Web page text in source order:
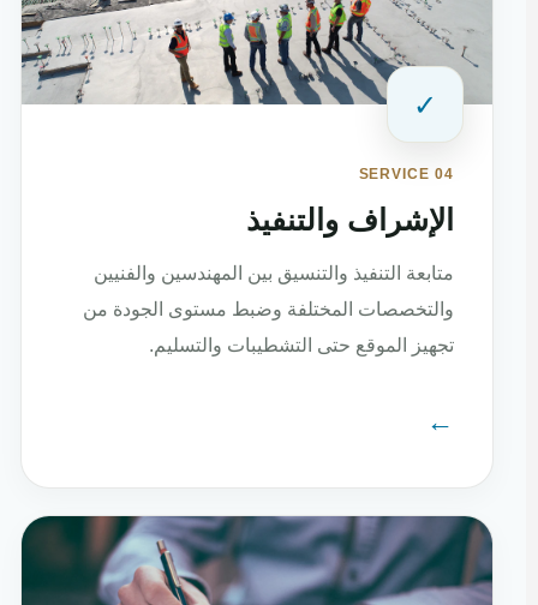
✓
SERVICE 04
الإشراف والتنفيذ
متابعة التنفيذ والتنسيق بين المهندسين والفنيين
والتخصصات المختلفة وضبط مستوى الجودة من
تجهيز الموقع حتى التشطيبات والتسليم.
←